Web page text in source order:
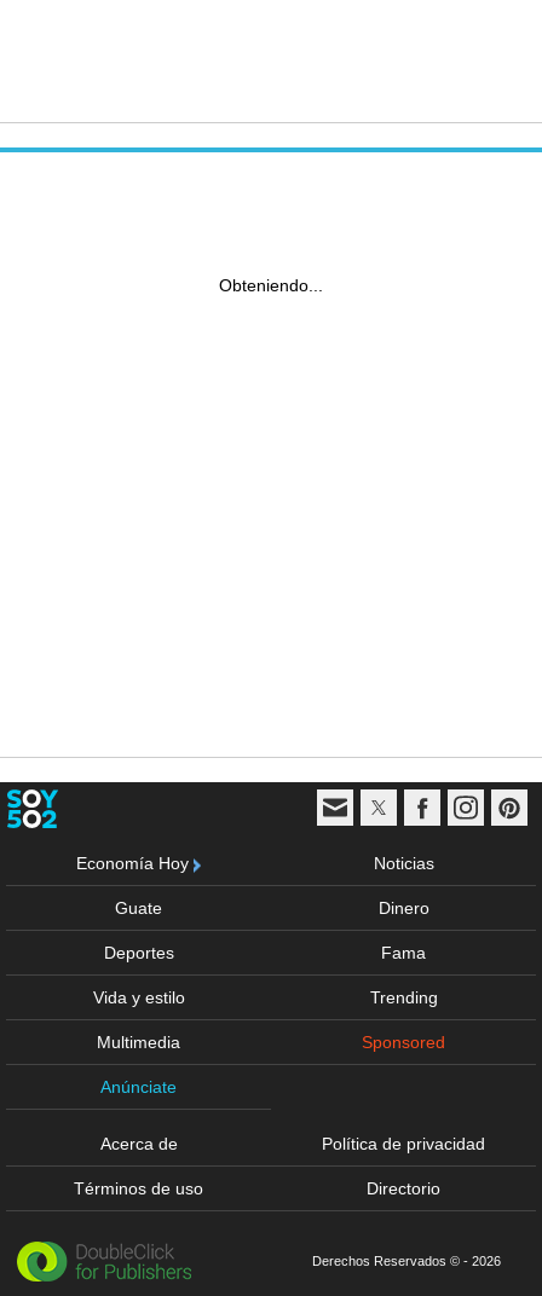
Obteniendo...
Economía Hoy Noticias
Guate Dinero
Deportes Fama
Vida y estilo Trending
Multimedia Sponsored
Anúnciate
Acerca de Política de privacidad
Términos de uso Directorio
Derechos Reservados © - 2026